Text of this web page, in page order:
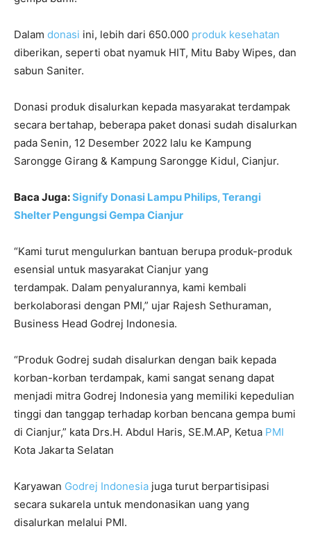
Dalam donasi ini, lebih dari 650.000 produk kesehatan
diberikan, seperti obat nyamuk HIT, Mitu Baby Wipes, dan
sabun Saniter.
Donasi produk disalurkan kepada masyarakat terdampak
secara bertahap, beberapa paket donasi sudah disalurkan
pada Senin, 12 Desember 2022 lalu ke Kampung
Sarongge Girang & Kampung Sarongge Kidul, Cianjur.
Baca Juga:Signify Donasi Lampu Philips, Terangi
Shelter Pengungsi Gempa Cianjur
“Kami turut mengulurkan bantuan berupa produk-produk
esensial untuk masyarakat Cianjur yang
terdampak. Dalam penyalurannya, kami kembali
berkolaborasi dengan PMI,” ujar Rajesh Sethuraman,
Business Head Godrej Indonesia.
“Produk Godrej sudah disalurkan dengan baik kepada
korban-korban terdampak, kami sangat senang dapat
menjadi mitra Godrej Indonesia yang memiliki kepedulian
tinggi dan tanggap terhadap korban bencana gempa bumi
di Cianjur,” kata Drs.H. Abdul Haris, SE.M.AP, Ketua PMI
Kota Jakarta Selatan
Karyawan Godrej Indonesia juga turut berpartisipasi
secara sukarela untuk mendonasikan uang yang
disalurkan melalui PMI.